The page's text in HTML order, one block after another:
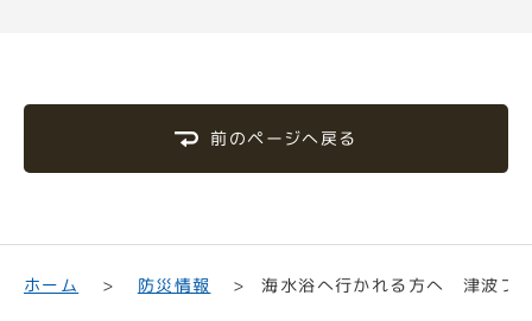
前のページへ戻る
ホーム 防災情報 海水浴へ行かれる方へ 津波フ